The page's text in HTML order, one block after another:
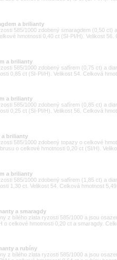
a brilianty
585/1000 zdobený smaragdem (0,50 ct)
hmotnosti 0,40 ct (SI-PI/H). Velikost 56.
a brilianty
585/1000 zdobený safírem (0,75 ct) a
0,85 ct (SI-PI/H). Velikost 54. Celková
a brilianty
585/1000 zdobený safírem (0,85 ct) a
0,25 ct (SI-PI/H). Velikost 56. Celková
a brilianty
585/1000 zdobený topazy o celkové
o celkové hmotnosti 0,20 ct (SI/H).
a brilianty
585/1000 zdobený safírem (1,85 ct) a
1,30 ct. Velikost 54. Celková hmotnost 5,49
a smaragdy
z bílého zlata ryzosti 585/1000 a jsou
o celkové hmotnosti 0,20 ct a smaragdy.
a rubíny
z bílého zlata ryzosti 585/1000 a jsou